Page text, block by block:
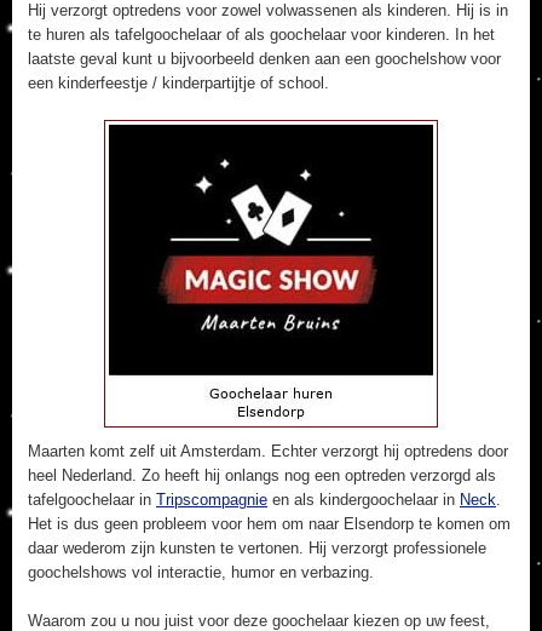
Hij verzorgt optredens voor zowel volwassenen als kinderen. Hij is in
te huren als tafelgoochelaar of als goochelaar voor kinderen. In het
laatste geval kunt u bijvoorbeeld denken aan een goochelshow voor
een kinderfeestje / kinderpartijtje of school.
Maarten komt zelf uit Amsterdam. Echter verzorgt hij optredens door
heel Nederland. Zo heeft hij onlangs nog een optreden verzorgd als
tafelgoochelaar in Tripscompagnie en als kindergoochelaar in Neck.
Het is dus geen probleem voor hem om naar Elsendorp te komen om
daar wederom zijn kunsten te vertonen. Hij verzorgt professionele
goochelshows vol interactie, humor en verbazing.
Waarom zou u nou juist voor deze goochelaar kiezen op uw feest,